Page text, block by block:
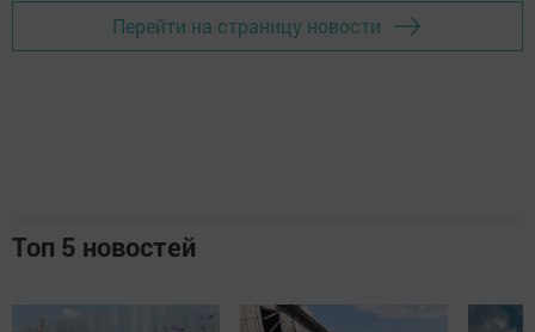
Перейти на страницу новости
Топ 5 новостей